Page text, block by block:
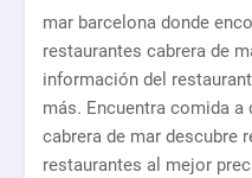
mar barcelona donde
restaurantes cabrera de
información del
más. Encuentra comida
cabrera de mar descubre
restaurantes al mejor